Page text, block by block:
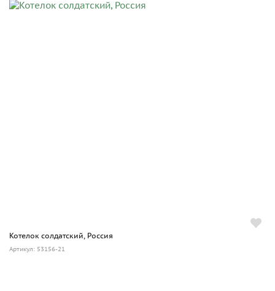
Котелок солдатский, Россия
Артикул: 53156-21